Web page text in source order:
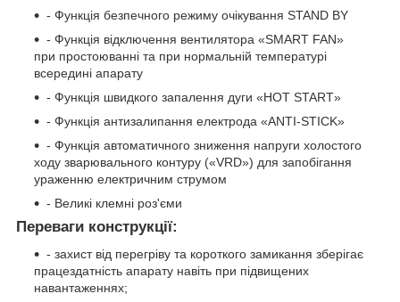
- Функція безпечного режиму очікування STAND BY
- Функція відключення вентилятора «SMART FAN»
при простоюванні та при нормальній температурі
всередині апарату
- Функція швидкого запалення дуги «HOT START»
- Функція антизалипання електрода «ANTI-STICK»
- Функція автоматичного зниження напруги холостого
ходу зварювального контуру («VRD») для запобігання
ураженню електричним струмом
- Великі клемні роз'єми
Переваги конструкції:
- захист від перегріву та короткого замикання зберігає
працездатність апарату навіть при підвищених
навантаженнях;